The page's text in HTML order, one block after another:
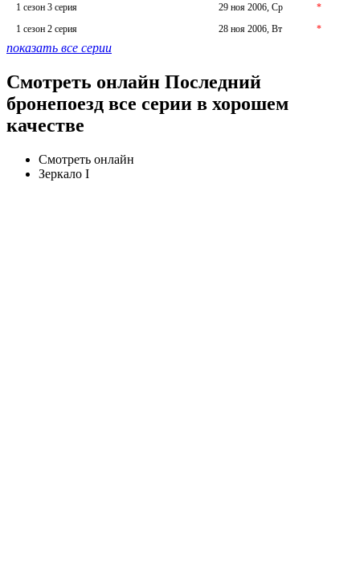
1 сезон 3 серия
29 ноя 2006, Ср
*
1 сезон 2 серия
28 ноя 2006, Вт *
показать все серии
Смотреть онлайн Последний
бронепоезд все серии в хорошем
качестве
Смотреть онлайн
Зеркало I